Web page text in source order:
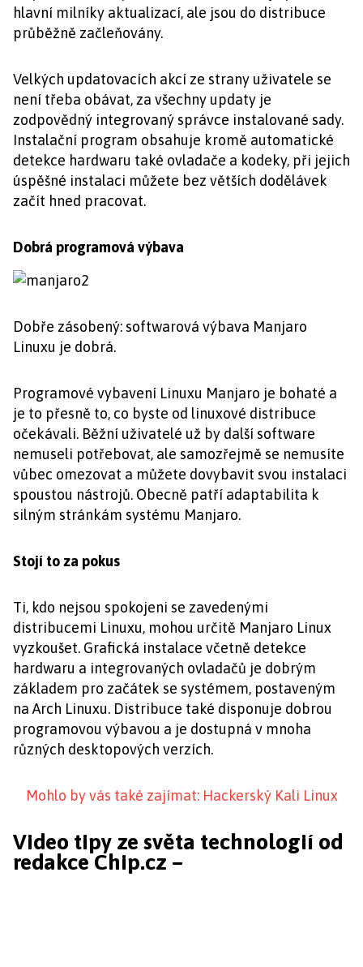
hlavní milníky aktualizací, ale jsou do distribuce
průběžně začleňovány.
Velkých updatovacích akcí ze strany uživatele se
není třeba obávat, za všechny updaty je
zodpovědný integrovaný správce instalované sady.
Instalační program obsahuje kromě automatické
detekce hardwaru také ovladače a kodeky, při jejich
úspěšné instalaci můžete bez větších dodělávek
začít hned pracovat.
Dobrá programová výbava
Dobře zásobený: softwarová výbava Manjaro
Linuxu je dobrá.
Programové vybavení Linuxu Manjaro je bohaté a
je to přesně to, co byste od linuxové distribuce
očekávali. Běžní uživatelé už by další software
nemuseli potřebovat, ale samozřejmě se nemusíte
vůbec omezovat a můžete dovybavit svou instalaci
spoustou nástrojů. Obecně patří adaptabilita k
silným stránkám systému Manjaro.
Stojí to za pokus
Ti, kdo nejsou spokojeni se zavedenými
distribucemi Linuxu, mohou určitě Manjaro Linux
vyzkoušet. Grafická instalace včetně detekce
hardwaru a integrovaných ovladačů je dobrým
základem pro začátek se systémem, postaveným
na Arch Linuxu. Distribuce také disponuje dobrou
programovou výbavou a je dostupná v mnoha
různých desktopových verzích.
Mohlo by vás také zajímat: Hackerský Kali Linux
Video tipy ze světa technologií od
redakce Chip.cz –